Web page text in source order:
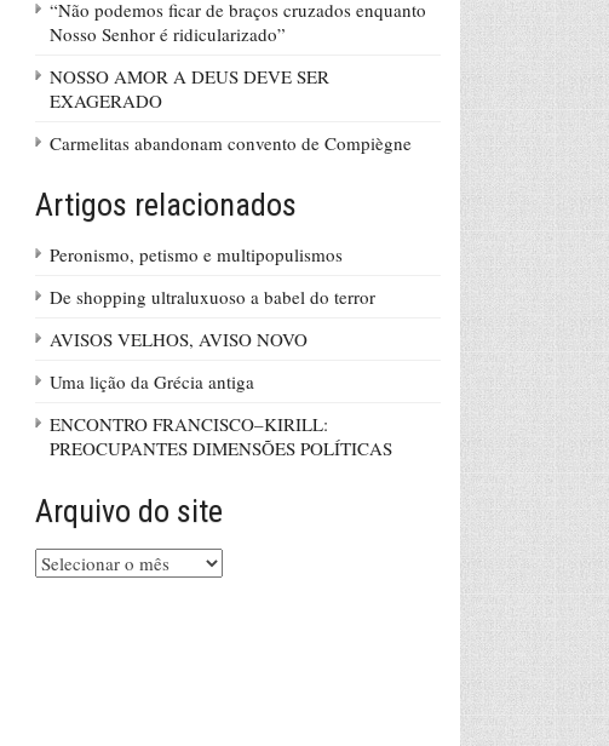
“Não podemos ficar de braços cruzados enquanto
Nosso Senhor é ridicularizado”
NOSSO AMOR A DEUS DEVE SER
EXAGERADO
Carmelitas abandonam convento de Compiègne
Artigos relacionados
Peronismo, petismo e multipopulismos
De shopping ultraluxuoso a babel do terror
AVISOS VELHOS, AVISO NOVO
Uma lição da Grécia antiga
ENCONTRO FRANCISCO–KIRILL:
PREOCUPANTES DIMENSÕES POLÍTICAS
Arquivo do site
Arquivo
do